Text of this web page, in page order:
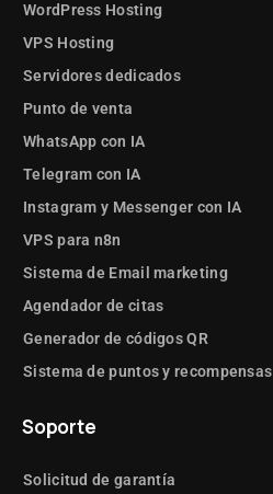
WordPress Hosting
VPS Hosting
Servidores dedicados
Punto de venta
WhatsApp con IA
Telegram con IA
Instagram y Messenger con IA
VPS para n8n
Sistema de Email marketing
Agendador de citas
Generador de códigos QR
Sistema de puntos y recompensas
Soporte
Solicitud de garantía